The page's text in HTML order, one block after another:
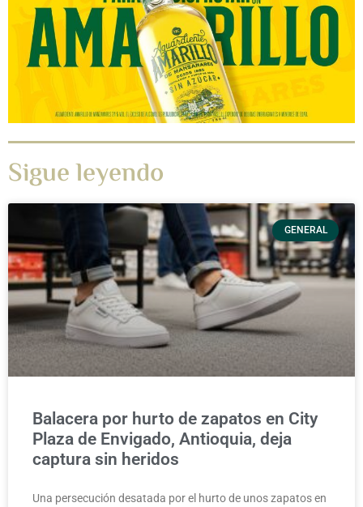
Sigue leyendo
GENERAL
Balacera por hurto de zapatos en City
Plaza de Envigado, Antioquia, deja
captura sin heridos
Una persecución desatada por el hurto de unos zapatos en